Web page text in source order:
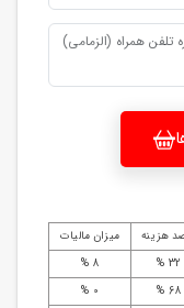
تلفن همراه (الزمامی)
هزینه
میزان مالیات
32 %
8 %
68 %
0 %